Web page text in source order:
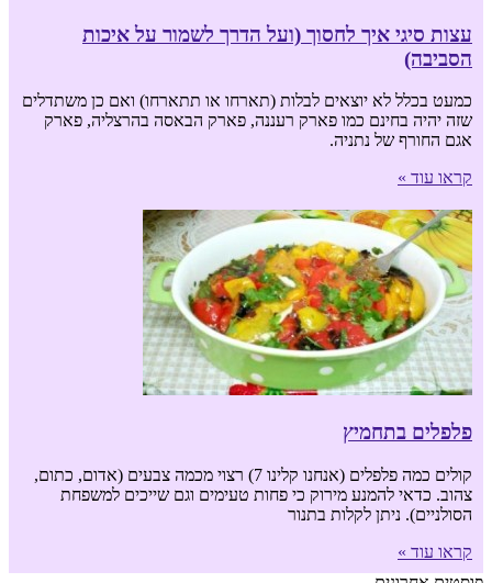
עצות סיגי איך לחסוך (ועל הדרך לשמור על איכות
הסביבה)
כמעט בכלל לא יוצאים לבלות (תארחו או תתארחו) ואם כן משתדלים
שזה יהיה בחינם כמו פארק רעננה, פארק הבאסה בהרצליה, פארק
אגם החורף של נתניה.
קראו עוד »
פלפלים בתחמיץ
קולים כמה פלפלים (אנחנו קלינו 7) רצוי מכמה צבעים (אדום, כתום,
צהוב. כדאי להמנע מירוק כי פחות טעימים וגם שייכים למשפחת
הסולניים). ניתן לקלות בתנור
קראו עוד »